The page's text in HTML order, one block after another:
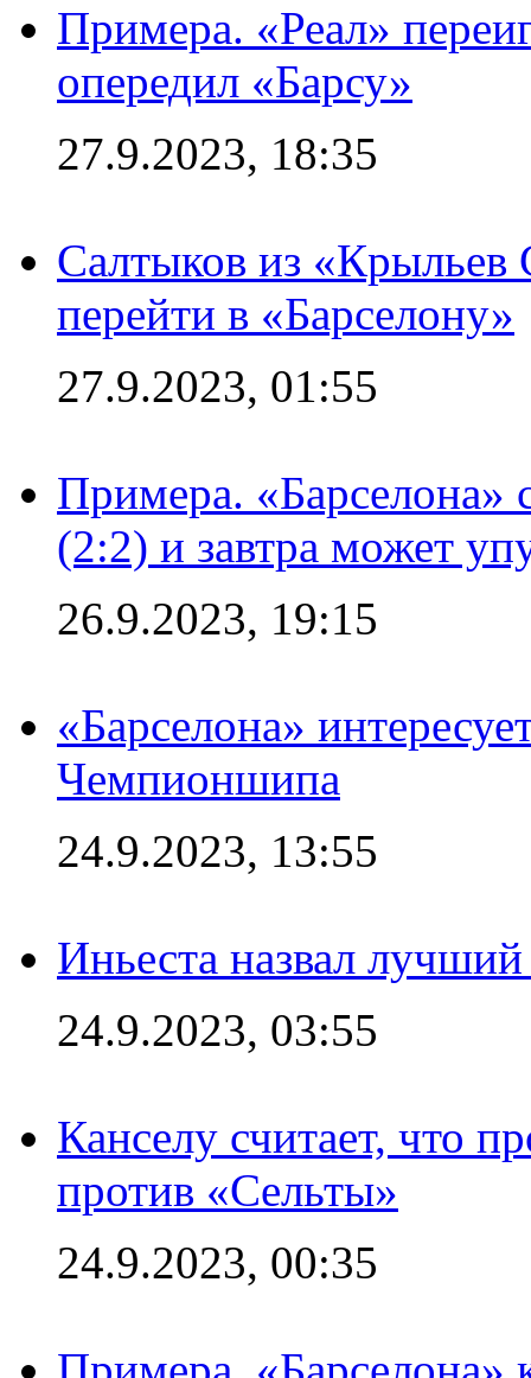
Примера. «Реал»
опередил «Барсу»
27.9.2023, 18:35
Салтыков из «Крыльев
перейти в «Барселону»
27.9.2023, 01:55
Примера. «Барселона»
(2:2) и завтра может
26.9.2023, 19:15
«Барселона»
Чемпионшипа
24.9.2023, 13:55
Иньеста назвал
24.9.2023, 03:55
Канселу считает, что
против «Сельты»
24.9.2023, 00:35